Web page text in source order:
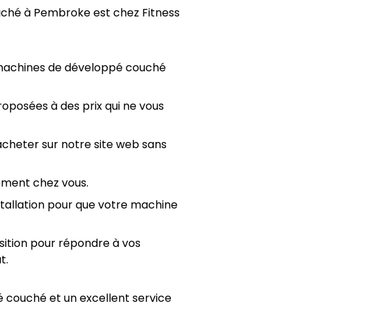
à Pembroke est chez Fitness
de développé couché
à des prix qui ne vous
sur notre site web sans
chez vous.
pour que votre machine
pour répondre à vos
couché et un excellent service